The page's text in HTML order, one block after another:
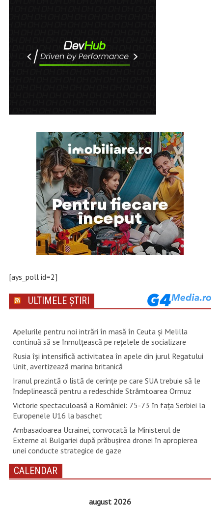
[ays_poll id=2]
ULTIMELE ȘTIRI
Apelurile pentru noi intrări în masă în Ceuta şi Melilla
continuă să se înmulţească pe reţelele de socializare
Rusia își intensifică activitatea în apele din jurul Regatului
Unit, avertizează marina britanică
Iranul prezintă o listă de cerinţe pe care SUA trebuie să le
îndeplinească pentru a redeschide Strâmtoarea Ormuz
Victorie spectaculoasă a României: 75-73 în fața Serbiei la
Europenele U16 la baschet
Ambasadoarea Ucrainei, convocată la Ministerul de
Externe al Bulgariei după prăbușirea dronei în apropierea
unei conducte strategice de gaze
CALENDAR
august 2026